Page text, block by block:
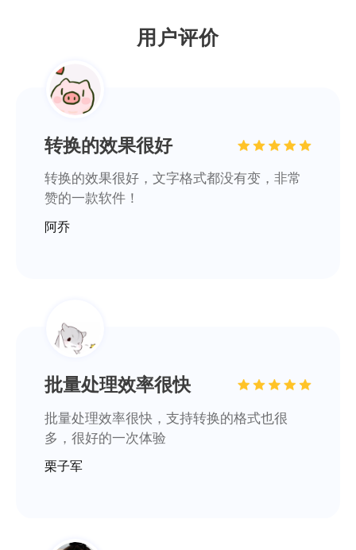
用户评价
转换的效果很好
转换的效果很好，文字格式都没有变，非常
赞的一款软件！
阿乔
批量处理效率很快
批量处理效率很快，支持转换的格式也很
多，很好的一次体验
栗子军